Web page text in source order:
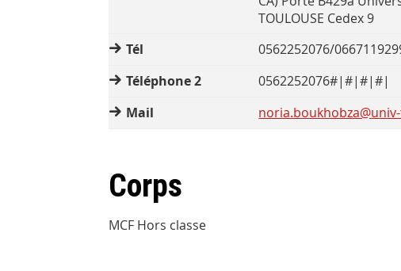
TOULOUSE Cedex 9
Tél
0562252076/
Téléphone 2
0562252076#|#|#|#|
Mail
Corps
MCF Hors classe